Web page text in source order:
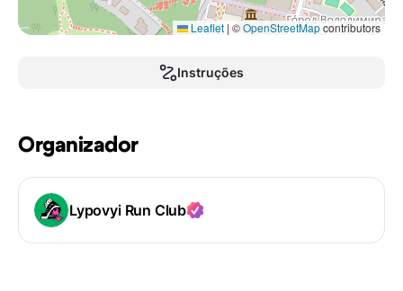
Leaflet | ©OpenStreetMapcontributors
Instruções
Organizador
Lypovyi Run Club